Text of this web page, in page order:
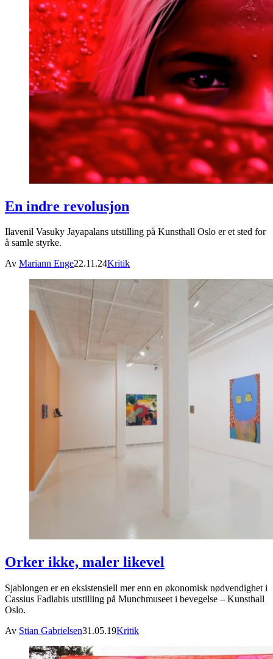
En indre revolusjon
Ilavenil Vasuky Jayapalans utstilling på Kunsthall Oslo er et sted for
å samle styrke.
Av Mariann Enge22.11.24Kritik
Orker ikke, maler likevel
Sjablongen er en eksistensiell mer enn en økonomisk nødvendighet i
Cassius Fadlabis utstilling på Munchmuseet i bevegelse – Kunsthall
Oslo.
Av Stian Gabrielsen31.05.19Kritik